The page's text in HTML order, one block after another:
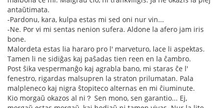
antaŭtimata.
-Pardonu, kara, kulpa estas mi sed oni nur vin...
-Ne. Por vi mi sentas nenion sufera. Aldone la afero jam iris
bone.
Malordeta estas lia hararo pro l' marveturo, lace li aspektas.
Tamen li ne sidiĝas kaj paŝadas tien reen en la ĉambro.
Post ŝika vespermanĝo kaj agrabla bano, mi staras ĉe l'
fenestro, rigardas malsupren la straton prilumatan. Pala
malpleneco kaj nigra ŝtopiteco alternas en mi ĉiuminute.
Kio morgaŭ okazos al ni？ Sen mono, sen garantio... Ej,